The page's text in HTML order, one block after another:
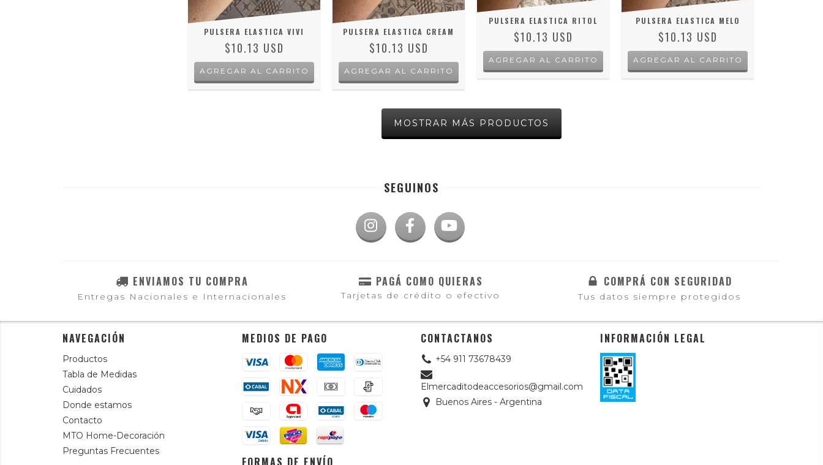
PULSERA ELASTICA VIVI
$10.13 USD
PULSERA ELASTICA CREAM
$10.13 USD
PULSERA ELASTICA RITOL
$10.13 USD
PULSERA ELASTICA MELO
$10.13 USD
MOSTRAR MÁS PRODUCTOS
SEGUINOS
ENVIAMOS TU COMPRA
Entregas Nacionales e Internacionales
PAGÁ COMO QUIERAS
Tarjetas de crédito o efectivo
COMPRÁ CON SEGURIDAD
Tus datos siempre protegidos
NAVEGACIÓN
Productos
Tabla de Medidas
Cuidados
Donde estamos
Contacto
MTO Home-Decoración
Preguntas Frecuentes
MEDIOS DE PAGO CONTACTANOS
+54 911 73678439
Elmercaditodeaccesorios@gmail.com
Buenos Aires - Argentina
INFORMACIÓN LEGAL